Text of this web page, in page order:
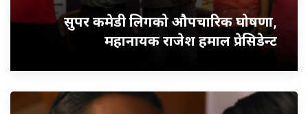
सुपर कमेडी लिगको औपचारिक घोषणा,
महानायक राजेश हमाल प्रेसिडेन्ट